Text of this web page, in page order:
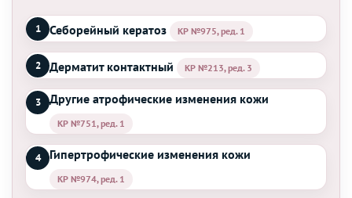
1 Себорейный кератоз КР №975, ред. 1
2 Дерматит контактный КР №213, ред. 3
3 Другие атрофические изменения кожи
КР №751, ред. 1
4 Гипертрофические изменения кожи
КР №974, ред. 1